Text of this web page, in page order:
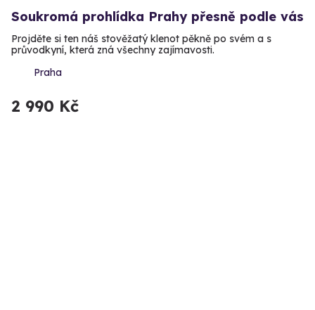
Soukromá prohlídka Prahy přesně podle vás
Projděte si ten náš stověžatý klenot pěkně po svém a s
průvodkyní, která zná všechny zajímavosti.
Praha
2 990 Kč